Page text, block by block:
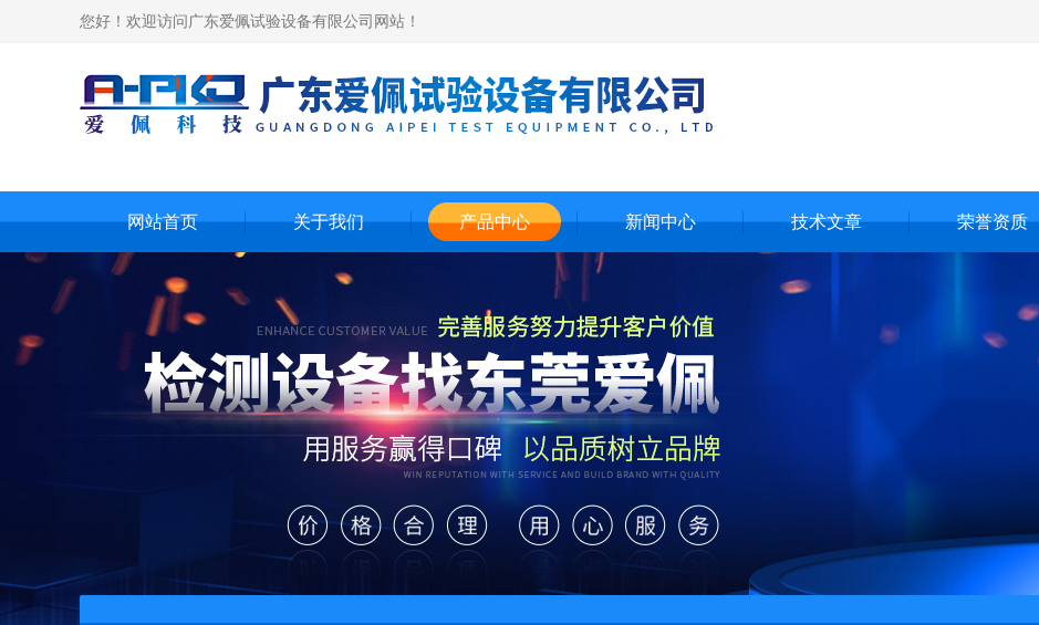
您好！欢迎访问广东爱佩试验设备有限公司网站！
网站首页 关于我们 产品中心 新闻中心 技术文章 荣誉资质